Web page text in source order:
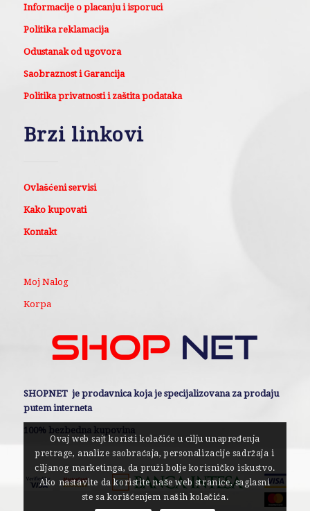
Informacije o placanju i isporuci
Politika reklamacija
Odustanak od ugovora
Saobraznost i Garancija
Politika privatnosti i zaštita podataka
Brzi linkovi
Ovlašćeni servisi
Kako kupovati
Kontakt
Moj Nalog
Korpa
SHOPNET je prodavnica koja je specijalizovana za prodaju
putem interneta
100% bezbedna kupovina
Ovaj web sajt koristi kolačiće u cilju unapređenja
pretrage, analize saobraćaja, personalizacije sadržaja i
ciljanog marketinga, da pruži bolje korisničko iskustvo.
Ako nastavite da koristite naše web stranice, saglasni
ste sa korišćenjem naših kolačića.